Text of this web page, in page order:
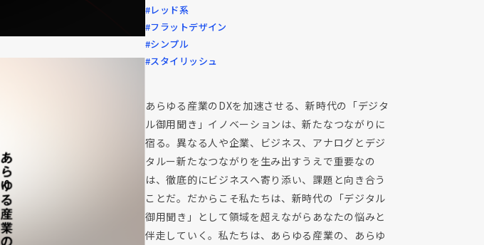
#レッド系
#フラットデザイン
#シンプル
#スタイリッシュ
あらゆる産業のDXを加速させる、新時代の「デジタ
ル御用聞き」イノベーションは、新たなつながりに
宿る。異なる人や企業、ビジネス、アナログとデジ
タルー新たなつながりを生み出すうえで重要なの
は、徹底的にビジネスへ寄り添い、課題と向き合う
ことだ。だからこそ私たちは、新時代の「デジタル
御用聞き」として領域を超えながらあなたの悩みと
伴走していく。私たちは、あらゆる産業の、あらゆ